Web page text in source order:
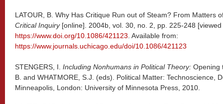
LATOUR, B. Why Has Critique Run out of Steam? From Matters
Critical Inquiry [online]. 2004b, vol. 30, no. 2, pp. 225-248
https://www.doi.org/10.1086/421123. Available from:
https://www.journals.uchicago.edu/doi/10.1086/421123
STENGERS, I. Including Nonhumans in Political Theory: Opening
B. and WHATMORE, S.J. (eds). Political Matter: Technoscience,
Minneapolis, London: University of Minnesota Press, 2010.